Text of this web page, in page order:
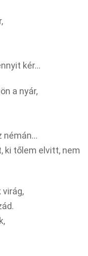
kér…
a nyár,
némán…
ki tőlem elvitt, nem
virág,